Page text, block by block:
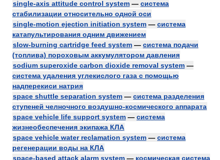
single-axis attitude control system — система
стабилизации относительно одной оси
single-motion ejection initiation system — система
катапультирования одним движением
slow-burning cartridge feed system — система подачи
(топлива) пороховым аккумулятором давления
sodium superoxide carbon dioxide removal system —
система удаления углекислого газа с помощью
надперекиси натрия
space shuttle separation system — система разделения
ступеней челночного воздушно-космического аппарата
space vehicle life support system — система
жизнеобеспечения экипажа КЛА
space vehicle water reclamation system — система
регенерации воды на КЛА
space-based attack alarm system — космическая система